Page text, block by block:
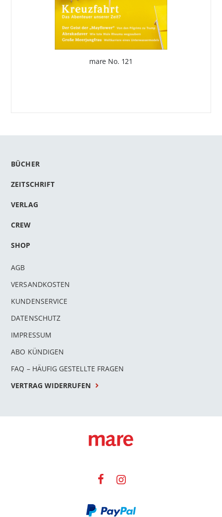
mare No. 121
BÜCHER
ZEITSCHRIFT
VERLAG
CREW
SHOP
AGB
VERSANDKOSTEN
KUNDENSERVICE
DATENSCHUTZ
IMPRESSUM
ABO KÜNDIGEN
FAQ – HÄUFIG GESTELLTE FRAGEN
VERTRAG WIDERRUFEN